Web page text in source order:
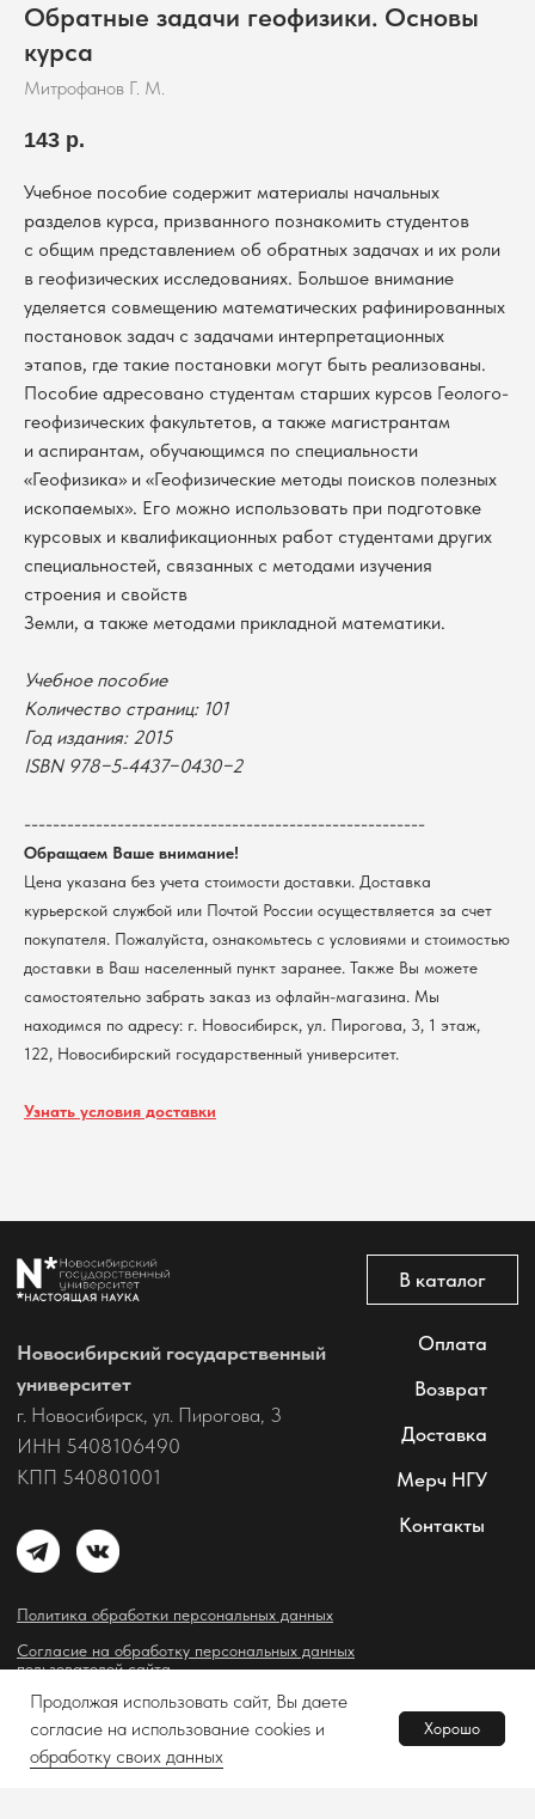
Обратные задачи геофизики. Основы
курса
Митрофанов Г. М.
143 р.
В корзину
Учебное пособие содержит материалы начальных
разделов курса, призванного познакомить студентов
с общим представлением об обратных задачах и их роли
в геофизических исследованиях. Большое внимание
уделяется совмещению математических рафинированных
постановок задач с задачами интерпретационных
этапов, где такие постановки могут быть реализованы.
Пособие адресовано студентам старших курсов Геолого-
геофизических факультетов, а также магистрантам
и аспирантам, обучающимся по специальности
«Геофизика» и «Геофизические методы поисков полезных
ископаемых». Его можно использовать при подготовке
курсовых и квалификационных работ студентами других
специальностей, связанных с методами изучения
строения и свойств
Земли, а также методами прикладной математики.
Учебное пособие
Количество страниц: 101
Год издания: 2015
ISBN 978−5-4437−0430−2
--------------------------------------------------------
Обращаем Ваше внимание!
Цена указана без учета стоимости доставки. Доставка
курьерской службой или Почтой России осуществляется за счет
покупателя. Пожалуйста, ознакомьтесь с условиями и стоимостью
доставки в Ваш населенный пункт заранее. Также Вы можете
самостоятельно забрать заказ из офлайн-магазина. Мы
находимся по адресу: г. Новосибирск, ул. Пирогова, 3, 1 этаж,
122, Новосибирский государственный университет.
Узнать условия доставки
Все права защищены
Политика обработки персональных данных
Согласие на обработку персональных данных
пользователей сайта
Новосибирский государственный
университет
г. Новосибирск, ул. Пирогова, 3
Продолжая использовать сайт, Вы даете
согласие на использование cookies и
обработку своих данных
Хорошо